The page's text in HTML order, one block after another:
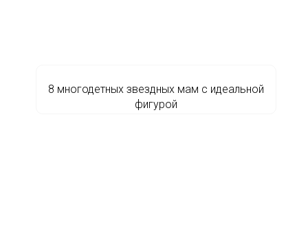
8 многодетных звездных мам с идеальной
фигурой